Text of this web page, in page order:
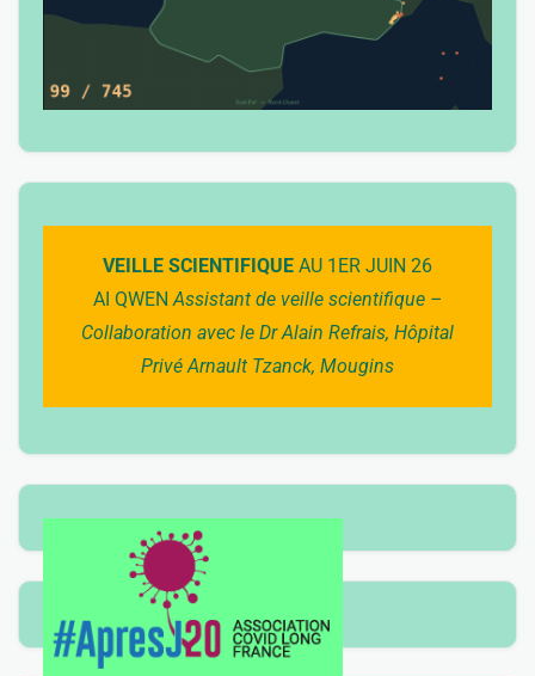
VEILLE SCIENTIFIQUE AU 1ER JUIN 26
AI QWENAssistant de veille scientifique –
Collaboration avec le Dr Alain Refrais, Hôpital
Privé Arnault Tzanck, Mougins